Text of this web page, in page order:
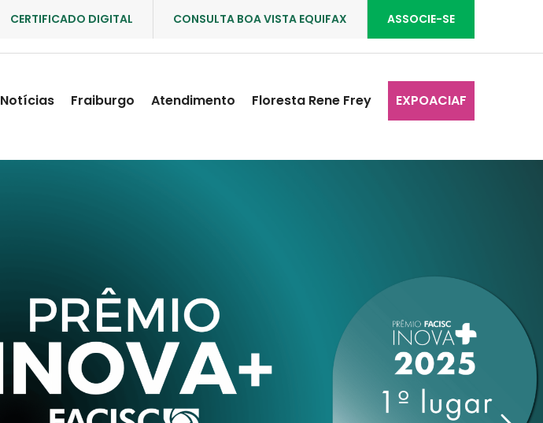
ASSOCIE-SE
CONSULTA BOA VISTA EQUIFAX
CERTIFICADO DIGITAL
Notícias Fraiburgo Atendimento Floresta Rene Frey EXPOACIAF